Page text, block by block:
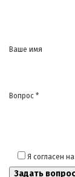
Ваше имя
Вопрос *
Я согласен на